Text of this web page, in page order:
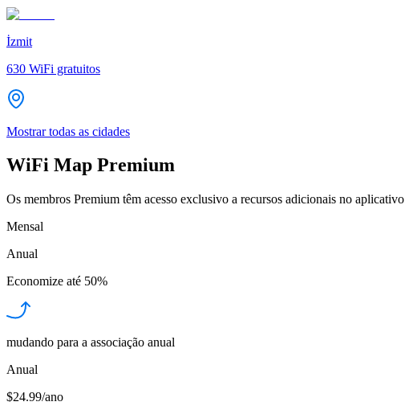
İzmit
630 WiFi gratuitos
Mostrar todas as cidades
WiFi Map Premium
Os membros Premium têm acesso exclusivo a recursos adicionais no aplicativo
Mensal
Anual
Economize até 50%
mudando para a associação anual
Anual
$24.99/ano